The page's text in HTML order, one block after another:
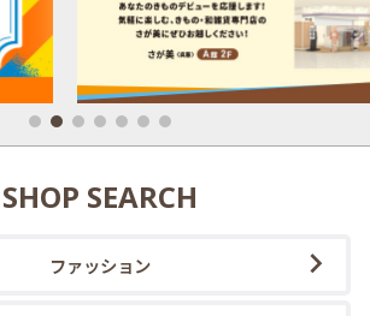
SHOP SEARCH
ファッション